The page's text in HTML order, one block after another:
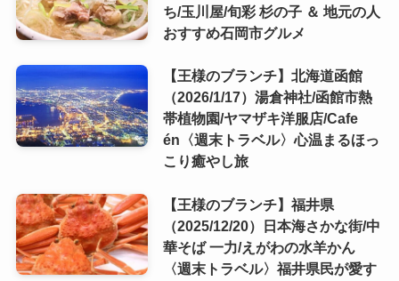
ち/玉川屋/旬彩 杉の子 ＆ 地元の人
おすすめ石岡市グルメ
【王様のブランチ】北海道函館
（2026/1/17）湯倉神社/函館市熱
帯植物園/ヤマザキ洋服店/Cafe
én〈週末トラベル〉心温まるほっ
こり癒やし旅
【王様のブランチ】福井県
（2025/12/20）日本海さかな街/中
華そば 一力/えがわの水羊かん
〈週末トラベル〉福井県民が愛す